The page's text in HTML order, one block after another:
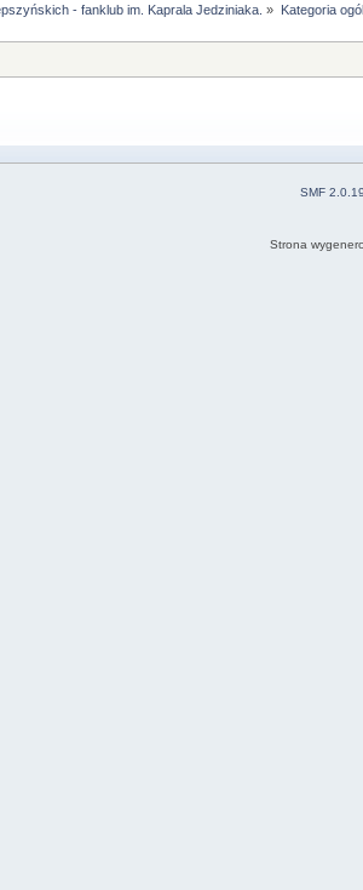
- fanklub im. Kaprala Jedziniaka. » Kategoria
SMF
Strona